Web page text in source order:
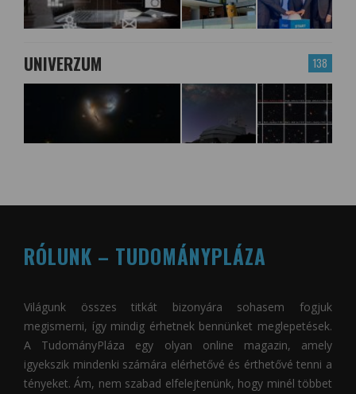
138
UNIVERZUM
RÓLUNK – TUDOMÁNYPLÁZA
Világunk összes titkát bizonyára sohasem fogjuk
megismerni, így mindig érhetnek bennünket meglepetések.
A TudományPláza egy olyan online magazin, amely
igyekszik mindenki számára elérhetővé és érthetővé tenni a
tényeket. Ám, nem szabad elfelejtenünk, hogy minél többet